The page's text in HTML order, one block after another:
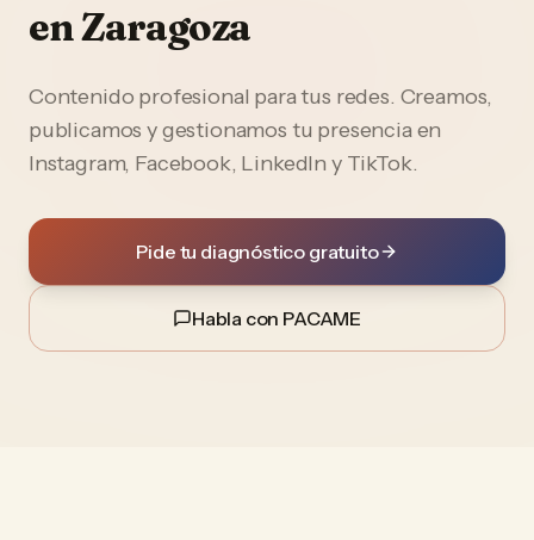
enZaragoza
Contenido profesional para tus redes. Creamos,
publicamos y gestionamos tu presencia en
Instagram, Facebook, LinkedIn y TikTok.
Pide tu diagnóstico gratuito
Habla con PACAME